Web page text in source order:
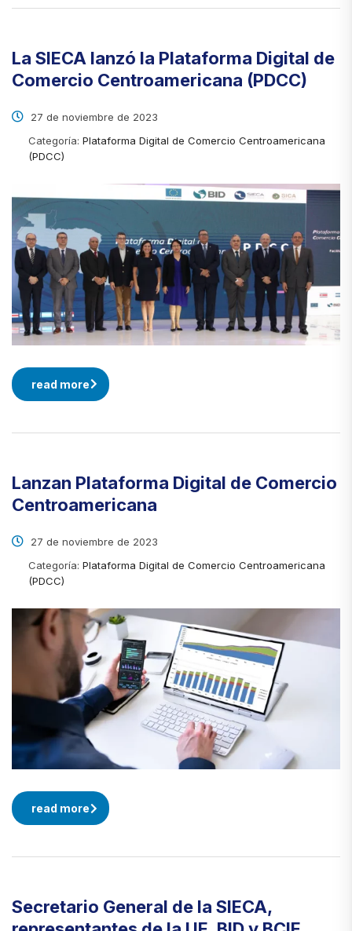
La SIECA lanzó la Plataforma Digital de
Comercio Centroamericana (PDCC)
27 de noviembre de 2023
Categoría: Plataforma Digital de Comercio Centroamericana
(PDCC)
read more
Lanzan Plataforma Digital de Comercio
Centroamericana
27 de noviembre de 2023
Categoría: Plataforma Digital de Comercio Centroamericana
(PDCC)
read more
Secretario General de la SIECA,